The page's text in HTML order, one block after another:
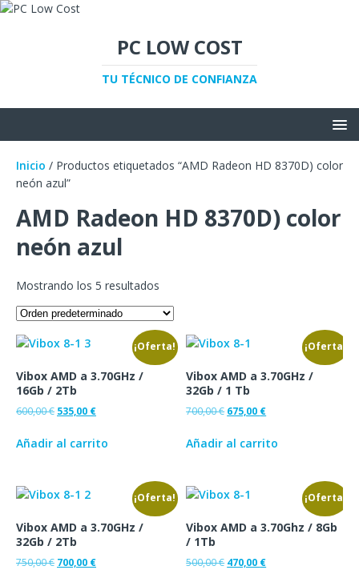
PC LOW COST
TU TÉCNICO DE CONFIANZA
Inicio / Productos etiquetados “AMD Radeon HD 8370D) color
neón azul”
AMD Radeon HD 8370D) color
neón azul
Mostrando los 5 resultados
¡Oferta!
Vibox AMD a 3.70GHz /
16Gb / 2Tb
600,00€ 535,00 €
Añadir al carrito
¡Oferta!
Vibox AMD a 3.70GHz /
32Gb / 1 Tb
700,00€ 675,00 €
Añadir al carrito
¡Oferta!
Vibox AMD a 3.70GHz /
32Gb / 2Tb
750,00€ 700,00 €
¡Oferta!
Vibox AMD a 3.70Ghz / 8Gb
/ 1Tb
500,00€ 470,00 €